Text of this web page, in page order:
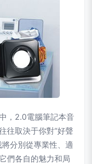
，2.0電腦筆記本音
往取決于你對“好聲
分別從專業性、適
們各自的魅力和局